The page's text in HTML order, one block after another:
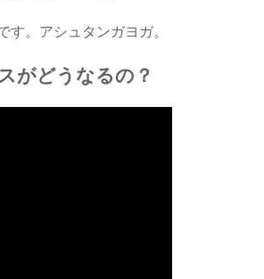
。アシュタンガヨガ。
がどうなるの？